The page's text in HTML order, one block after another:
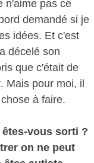
n'aime pas ce
demandé si je
idées. Et c'est
décelé son
que c'était de
Mais pour moi, il
à faire.
vous sorti ?
on ne peut